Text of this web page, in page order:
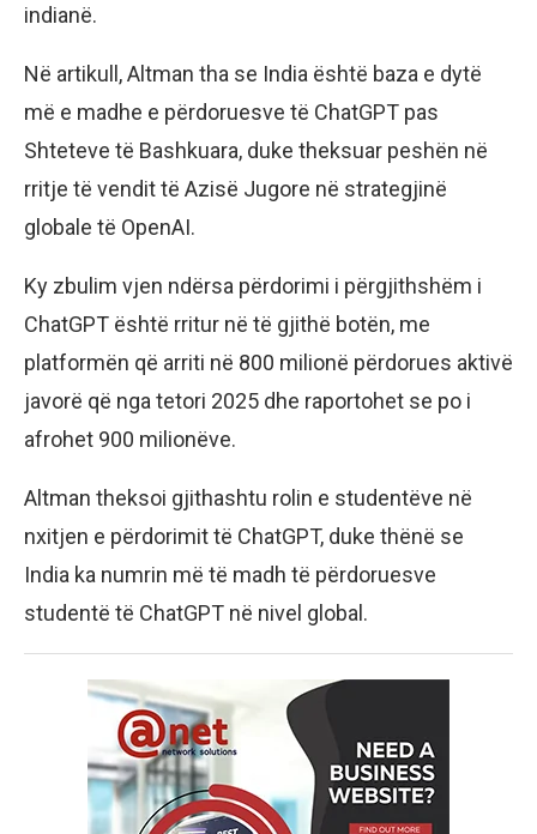
indianë.
Në artikull, Altman tha se India është baza e dytë
më e madhe e përdoruesve të ChatGPT pas
Shteteve të Bashkuara, duke theksuar peshën në
rritje të vendit të Azisë Jugore në strategjinë
globale të OpenAI.
Ky zbulim vjen ndërsa përdorimi i përgjithshëm i
ChatGPT është rritur në të gjithë botën, me
platformën që arriti në 800 milionë përdorues aktivë
javorë që nga tetori 2025 dhe raportohet se po i
afrohet 900 milionëve.
Altman theksoi gjithashtu rolin e studentëve në
nxitjen e përdorimit të ChatGPT, duke thënë se
India ka numrin më të madh të përdoruesve
studentë të ChatGPT në nivel global.